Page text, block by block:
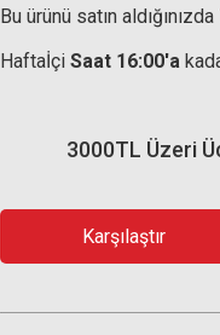
Bu ürünü satın aldığınızda
Haftaİçi Saat 16:00'a
3000TL Üzeri
Karşılaştır